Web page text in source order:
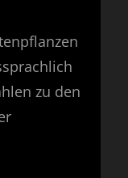
zu den